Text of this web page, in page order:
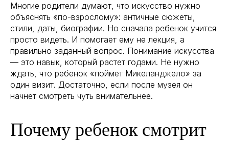
Многие родители думают, что искусство нужно
объяснять «по-взрослому»: античные сюжеты,
стили, даты, биографии. Но сначала ребенок учится
просто видеть. И помогает ему не лекция, а
правильно заданный вопрос. Понимание искусства
— это навык, который растет годами. Не нужно
ждать, что ребенок «поймет Микеланджело» за
один визит. Достаточно, если после музея он
начнет смотреть чуть внимательнее.
Почему ребенок смотрит